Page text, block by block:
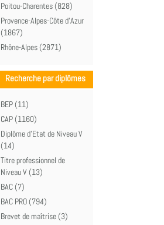
Poitou-Charentes (828)
Provence-Alpes-Côte d'Azur
(1867)
Rhône-Alpes (2871)
Recherche par diplômes
BEP (11)
CAP (1160)
Diplôme d'Etat de Niveau V
(14)
Titre professionnel de
Niveau V (13)
BAC (7)
BAC PRO (794)
Brevet de maîtrise (3)